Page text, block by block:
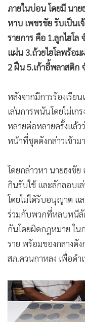
ภายในบ่อน โดยมี นา
หาบ เพชรชัย รับเป็นเ
รายการ คือ 1.ลูกไฮโ
แผ่น 3.ถ้วยไฮโลพร้อ
2 ฝืน 5.เก้าอี้พลาสติก
หลังจากมีการร้องเรีย
เล่นการพนันโดยไม่เก
หลายต่อหลายครั้งแล้ว
หน้าที่ชุดดังกล่าวเข้าม
โดยกล่าวหา นายธงชัย
กินรับใช้ และลักลอบเ
โดยไม่ได้รับอนุญาต แ
ร่วมกับพวกที่หลบหนีลั
กันโดยผิดกฎหมาย ใน
ราย พร้อมของกลางดั
สภ.ควนกาหลง เพื่อด